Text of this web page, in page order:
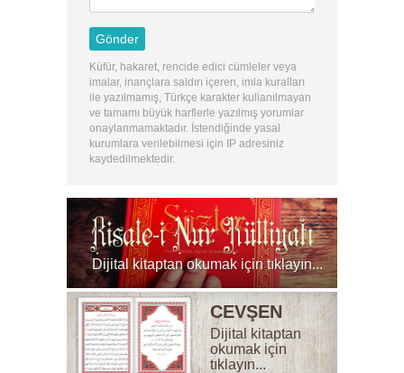
Küfür, hakaret, rencide edici cümleler veya
imalar, inançlara saldırı içeren, imla kuralları
ile yazılmamış, Türkçe karakter kullanılmayan
ve tamamı büyük harflerle yazılmış yorumlar
onaylanmamaktadır. İstendiğinde yasal
kurumlara verilebilmesi için IP adresiniz
kaydedilmektedir.
Dijital kitaptan okumak için tıklayın...
CEVŞEN
Dijital kitaptan
okumak için
tıklayın...